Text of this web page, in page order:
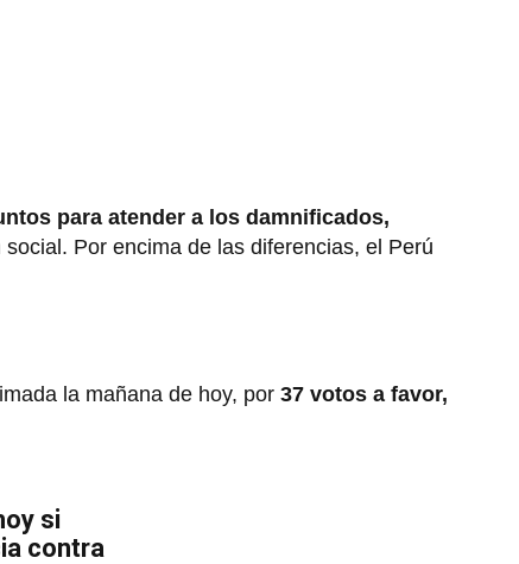
para atender a los damnificados,
Por encima de las diferencias, el Perú
la mañana de hoy, por 37 votos a favor,
si
contra